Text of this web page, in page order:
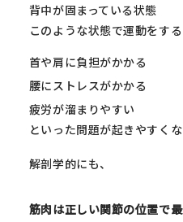
背中が固まっている状態
このような状態で運動をする
首や肩に負担がかかる
腰にストレスがかかる
疲労が溜まりやすい
といった問題が起きやすくな
解剖学的にも、
筋肉は正しい関節の位置で